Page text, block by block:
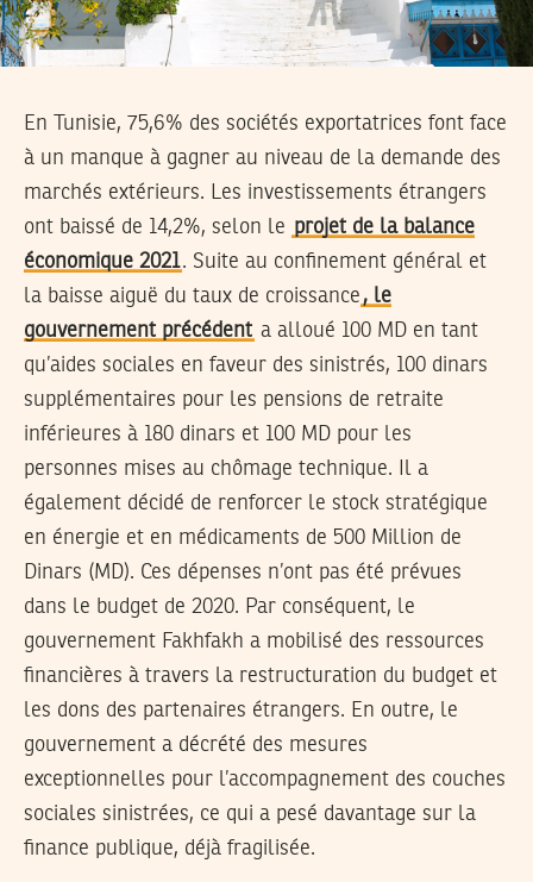
En Tunisie, 75,6% des sociétés exportatrices font face
à un manque à gagner au niveau de la demande des
marchés extérieurs. Les investissements étrangers
ont baissé de 14,2%, selon le projet de la balance
économique 2021. Suite au confinement général et
la baisse aiguë du taux de croissance , le
gouvernement précédent a alloué 100 MD en tant
qu’aides sociales en faveur des sinistrés, 100 dinars
supplémentaires pour les pensions de retraite
inférieures à 180 dinars et 100 MD pour les
personnes mises au chômage technique. Il a
également décidé de renforcer le stock stratégique
en énergie et en médicaments de 500 Million de
Dinars (MD). Ces dépenses n’ont pas été prévues
dans le budget de 2020. Par conséquent, le
gouvernement Fakhfakh a mobilisé des ressources
financières à travers la restructuration du budget et
les dons des partenaires étrangers. En outre, le
gouvernement a décrété des mesures
exceptionnelles pour l’accompagnement des couches
sociales sinistrées, ce qui a pesé davantage sur la
finance publique, déjà fragilisée.